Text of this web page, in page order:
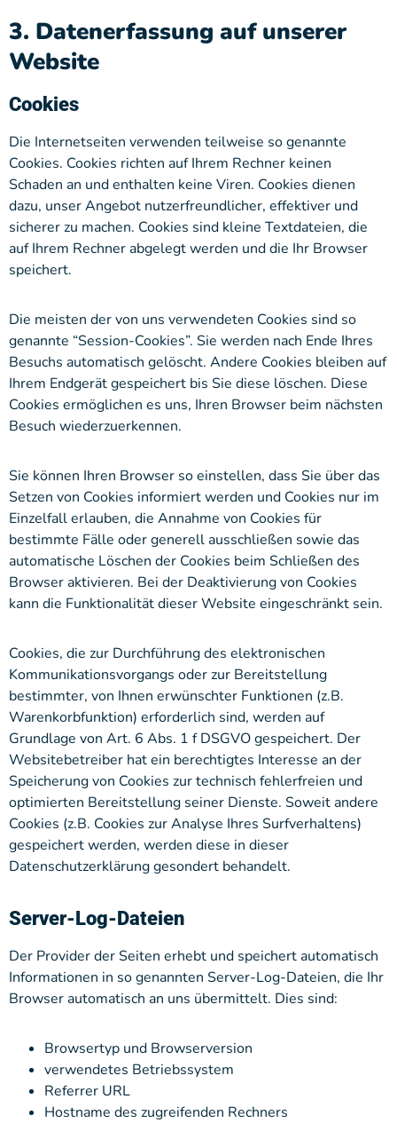
3. Datenerfassung auf unserer
Website
Cookies
Die Internetseiten verwenden teilweise so genannte
Cookies. Cookies richten auf Ihrem Rechner keinen
Schaden an und enthalten keine Viren. Cookies dienen
dazu, unser Angebot nutzerfreundlicher, effektiver und
sicherer zu machen. Cookies sind kleine Textdateien, die
auf Ihrem Rechner abgelegt werden und die Ihr Browser
speichert.
Die meisten der von uns verwendeten Cookies sind so
genannte “Session-Cookies”. Sie werden nach Ende Ihres
Besuchs automatisch gelöscht. Andere Cookies bleiben auf
Ihrem Endgerät gespeichert bis Sie diese löschen. Diese
Cookies ermöglichen es uns, Ihren Browser beim nächsten
Besuch wiederzuerkennen.
Sie können Ihren Browser so einstellen, dass Sie über das
Setzen von Cookies informiert werden und Cookies nur im
Einzelfall erlauben, die Annahme von Cookies für
bestimmte Fälle oder generell ausschließen sowie das
automatische Löschen der Cookies beim Schließen des
Browser aktivieren. Bei der Deaktivierung von Cookies
kann die Funktionalität dieser Website eingeschränkt sein.
Cookies, die zur Durchführung des elektronischen
Kommunikationsvorgangs oder zur Bereitstellung
bestimmter, von Ihnen erwünschter Funktionen (z.B.
Warenkorbfunktion) erforderlich sind, werden auf
Grundlage von Art. 6 Abs. 1 f DSGVO gespeichert. Der
Websitebetreiber hat ein berechtigtes Interesse an der
Speicherung von Cookies zur technisch fehlerfreien und
optimierten Bereitstellung seiner Dienste. Soweit andere
Cookies (z.B. Cookies zur Analyse Ihres Surfverhaltens)
gespeichert werden, werden diese in dieser
Datenschutzerklärung gesondert behandelt.
Server-Log-Dateien
Der Provider der Seiten erhebt und speichert automatisch
Informationen in so genannten Server-Log-Dateien, die Ihr
Browser automatisch an uns übermittelt. Dies sind:
Browsertyp und Browserversion
verwendetes Betriebssystem
Referrer URL
Hostname des zugreifenden Rechners